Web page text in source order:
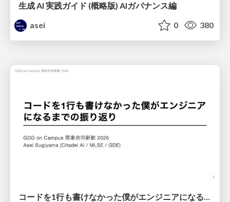
生成 AI 実践ガイド (概略版) AIガバナンス編
asei
0 380
コードを1行も書けなかった僕がエンジニアになるまでの振り返り